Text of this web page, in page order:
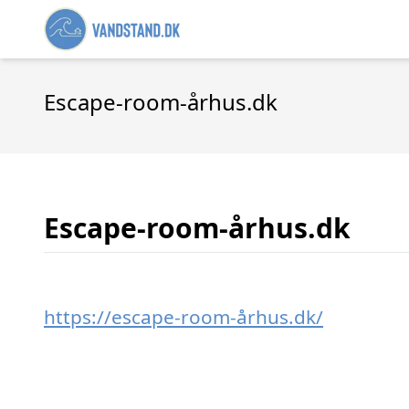
Escape-room-århus.dk
Escape-room-århus.dk
https://escape-room-århus.dk/